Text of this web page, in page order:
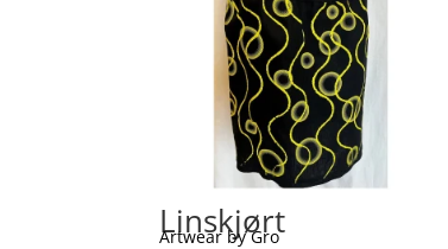
Linskjørt
Artwear by Gro